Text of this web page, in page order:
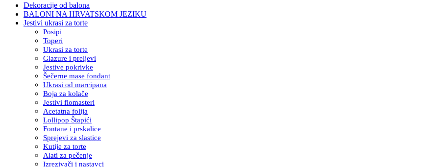
Dekoracije od balona
BALONI NA HRVATSKOM JEZIKU
Jestivi ukrasi za torte
Posipi
Toperi
Ukrasi za torte
Glazure i preljevi
Jestive pokrivke
Šečerne mase fondant
Ukrasi od marcipana
Boja za kolače
Jestivi flomasteri
Acetatna folija
Lollipop Štapići
Fontane i prskalice
Sprejevi za slastice
Kutije za torte
Alati za pečenje
Izrezivači i nastavci